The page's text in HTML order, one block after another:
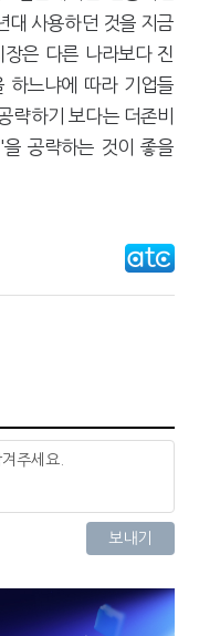
대 사용하던 것을 지금
은 다른 나라보다 진
하느냐에 따라 기업들
략하기 보다는 더존비
공략하는 것이 좋을